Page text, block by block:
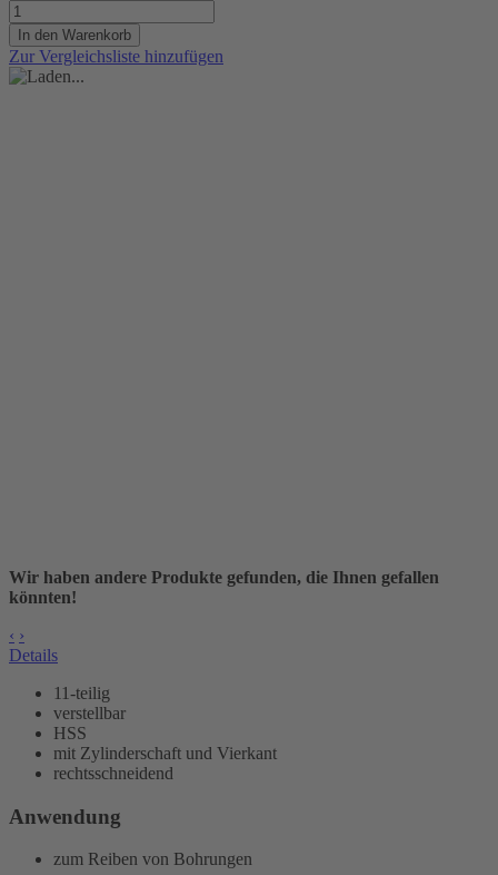
In den Warenkorb
Zur Vergleichsliste hinzufügen
Wir haben andere Produkte gefunden, die Ihnen gefallen
könnten!
‹ ›
Details
11-teilig
verstellbar
HSS
mit Zylinderschaft und Vierkant
rechtsschneidend
Anwendung
zum Reiben von Bohrungen